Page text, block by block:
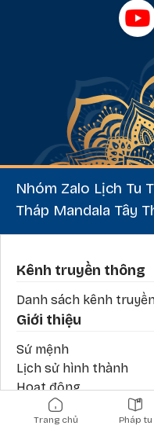
Nhóm Zalo Lịch Tu
Tháp Mandala Tây
Phần chân
Kênh truyền thông
Danh sách kênh
Giới thiệu
Sứ mệnh
Lịch sử hình thành
Hoạt động
Tin tức
Main navigation
Trang chủ Pháp tu